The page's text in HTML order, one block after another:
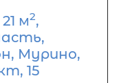
м2,
Мурино,
15